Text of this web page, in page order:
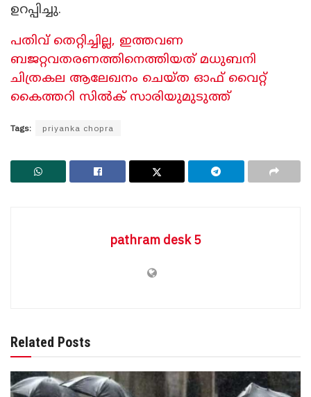
ഉറപ്പിച്ചു.
പതിവ് തെറ്റിച്ചില്ല, ഇത്തവണ
ബജറ്റവതരണത്തിനെത്തിയത് മധുബനി
ചിത്രകല ആലേഖനം ചെയ്ത ഓഫ് വൈറ്റ്
കൈത്തറി സിൽക് സാരിയുമുടുത്ത്
Tags: priyanka chopra
pathram desk 5
Related Posts